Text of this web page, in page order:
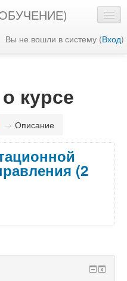
Вы не вошли в систему (Вход)
курсе
→ Описание
(2